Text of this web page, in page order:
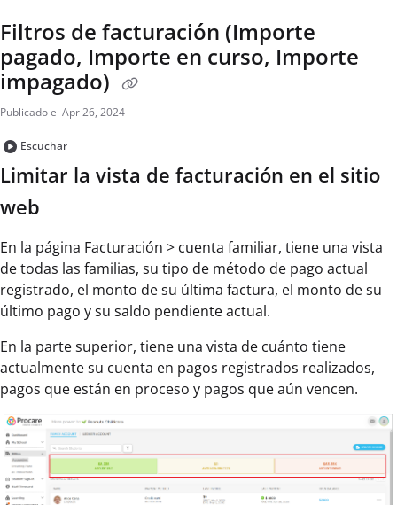
Filtros de facturación (Importe
pagado, Importe en curso, Importe
impagado)
Publicado el Apr 26, 2024
Escuchar
Limitar la vista de facturación en el sitio
web
En la página Facturación > cuenta familiar, tiene una vista
de todas las familias, su tipo de método de pago actual
registrado, el monto de su última factura, el monto de su
último pago y su saldo pendiente actual.
En la parte superior, tiene una vista de cuánto tiene
actualmente su cuenta en pagos registrados realizados,
pagos que están en proceso y pagos que aún vencen.